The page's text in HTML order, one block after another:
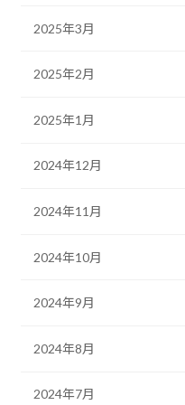
2025年3月
2025年2月
2025年1月
2024年12月
2024年11月
2024年10月
2024年9月
2024年8月
2024年7月